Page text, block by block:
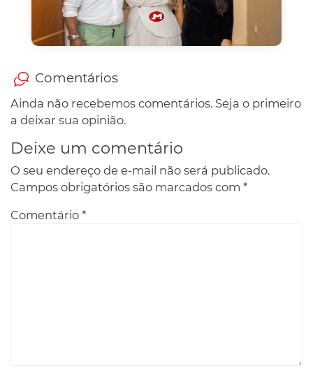
Comentários
Ainda não recebemos comentários. Seja o primeiro
a deixar sua opinião.
Deixe um comentário
O seu endereço de e-mail não será publicado.
Campos obrigatórios são marcados com *
Comentário *